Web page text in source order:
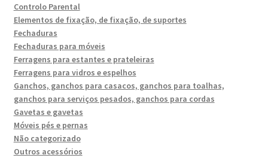
Controlo Parental
Elementos de fixação, de fixação, de suportes
Fechaduras
Fechaduras para móveis
Ferragens para estantes e prateleiras
Ferragens para vidros e espelhos
Ganchos, ganchos para casacos, ganchos para toalhas,
ganchos para serviços pesados, ganchos para cordas
Gavetas e gavetas
Móveis pés e pernas
Não categorizado
Outros acessórios